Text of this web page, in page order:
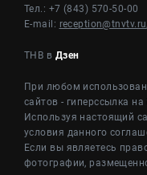
Тел.: +7 (843) 570-50-00
E-mail: reception@tnvtv.ru
ТНВ в Дзен
При любом
сайтов - гиперссылка на
Используя настоящий
условия данного
Если вы являетесь
фотографии,